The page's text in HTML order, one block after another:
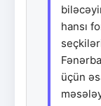
hansı
üçün